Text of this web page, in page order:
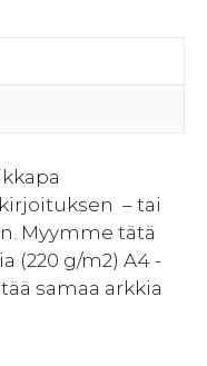
– tai
Myymme tätä
(220 g/m2) A4 -
samaa arkkia